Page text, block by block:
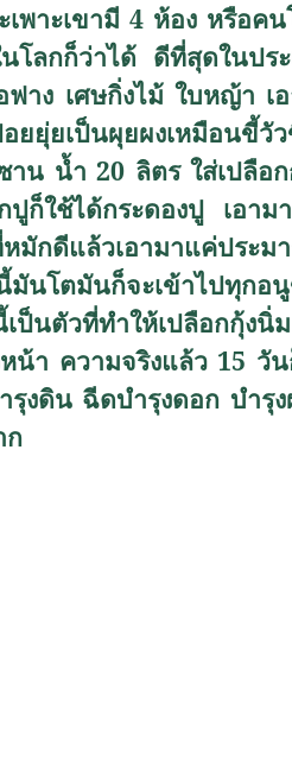
พาะเขามี 4 ห้อง หรือค
ลกก็ว่าได้ ดีที่สุดในปร
าง เศษกิ่งไม้ ใบหญ้า เ
ยุ่ยเป็นผุยผงเหมือนขี้วั
น น้ำ 20 ลิตร ใส่เปลือ
ก็ใช้ได้กระดองปู เอา
กดีแล้วเอามาแค่ประม
มันโตมันก็จะเข้าไปทุก
ป็นตัวที่ทำให้เปลือกกุ้ง
น้า ความจริงแล้ว 15
งดิน ฉีดบำรุงดอก บำรุ
ก